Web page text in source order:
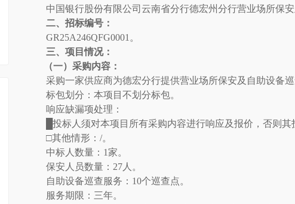
中国银行股份有限公司云南省分行德宏州分行营业场所保
二、 招标编号：
GR25A246QFG0001。
三、 项目情况：
（一） 采购内容：
采购一家供应商为德宏分行提供营业场所保安及自助设备
标包划分：本项目不划分标包。
响应缺漏项处理：
█投标人须对本项目所有采购内容进行响应及报价，否则其
□其他情形：/。
中标人数量： 1家。
保安人员数量： 27人。
自助设备巡查服务： 10个巡查点。
服务期限：三年。